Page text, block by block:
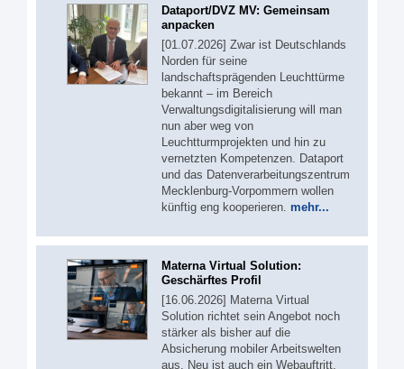
Dataport/DVZ MV: Gemeinsam
anpacken
[01.07.2026] Zwar ist Deutschlands
Norden für seine
landschaftsprägenden Leuchttürme
bekannt – im Bereich
Verwaltungsdigitalisierung will man
nun aber weg von
Leuchtturmprojekten und hin zu
vernetzten Kompetenzen. Dataport
und das Datenverarbeitungszentrum
Mecklenburg-Vorpommern wollen
künftig eng kooperieren. mehr...
Materna Virtual Solution:
Geschärftes Profil
[16.06.2026] Materna Virtual
Solution richtet sein Angebot noch
stärker als bisher auf die
Absicherung mobiler Arbeitswelten
aus. Neu ist auch ein Webauftritt,